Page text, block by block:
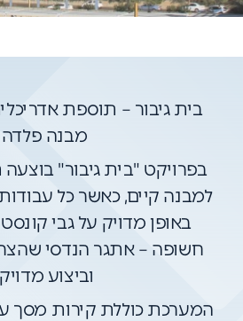
בית גיבור – תוספת
מבנה פלדה
בפרויקט "בית גיבור"
למבנה קיים, כאשר כל
באופן מדויק על גבי
חשופה – אתגר הנדסי
וביצוע
המערכת כוללת קירות מסך